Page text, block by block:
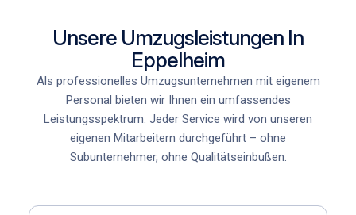
Unsere Umzugsleistungen In
Eppelheim
Als professionelles Umzugsunternehmen mit eigenem
Personal bieten wir Ihnen ein umfassendes
Leistungsspektrum. Jeder Service wird von unseren
eigenen Mitarbeitern durchgeführt – ohne
Subunternehmer, ohne Qualitätseinbußen.